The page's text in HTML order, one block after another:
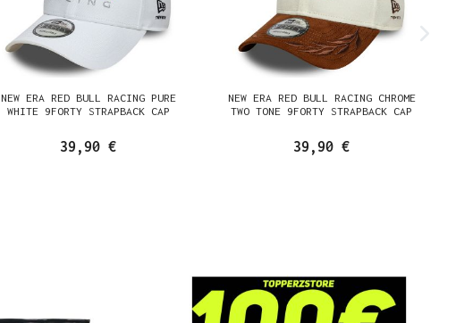
NEW ERA RED BULL RACING PURE
WHITE 9FORTY STRAPBACK CAP
39,90 €
NEW ERA RED BULL RACING CHROME
TWO TONE 9FORTY STRAPBACK CAP
39,90 €